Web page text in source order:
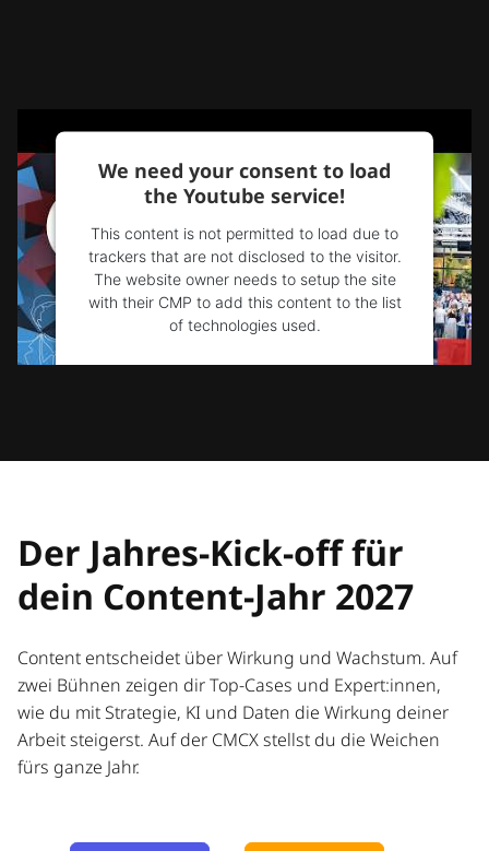
We need your consent to load
the Youtube service!
This content is not permitted to load due to
trackers that are not disclosed to the visitor.
The website owner needs to setup the site
with their CMP to add this content to the list
of technologies used.
Powered byUsercentrics Consent
Der Jahres-Kick-off für
dein Content-Jahr 2027
Content entscheidet über Wirkung und Wachstum. Auf
zwei Bühnen zeigen dir Top-Cases und Expert:innen,
wie du mit Strategie, KI und Daten die Wirkung deiner
Arbeit steigerst. Auf der CMCX stellst du die Weichen
fürs ganze Jahr.